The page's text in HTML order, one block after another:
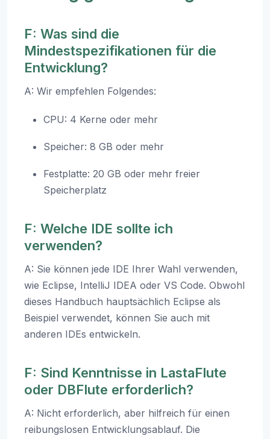
F: Was sind die
Mindestspezifikationen für die
Entwicklung?
A: Wir empfehlen Folgendes:
CPU: 4 Kerne oder mehr
Speicher: 8 GB oder mehr
Festplatte: 20 GB oder mehr freier
Speicherplatz
F: Welche IDE sollte ich
verwenden?
A: Sie können jede IDE Ihrer Wahl verwenden,
wie Eclipse, IntelliJ IDEA oder VS Code. Obwohl
dieses Handbuch hauptsächlich Eclipse als
Beispiel verwendet, können Sie auch mit
anderen IDEs entwickeln.
F: Sind Kenntnisse in LastaFlute
oder DBFlute erforderlich?
A: Nicht erforderlich, aber hilfreich für einen
reibungslosen Entwicklungsablauf. Die